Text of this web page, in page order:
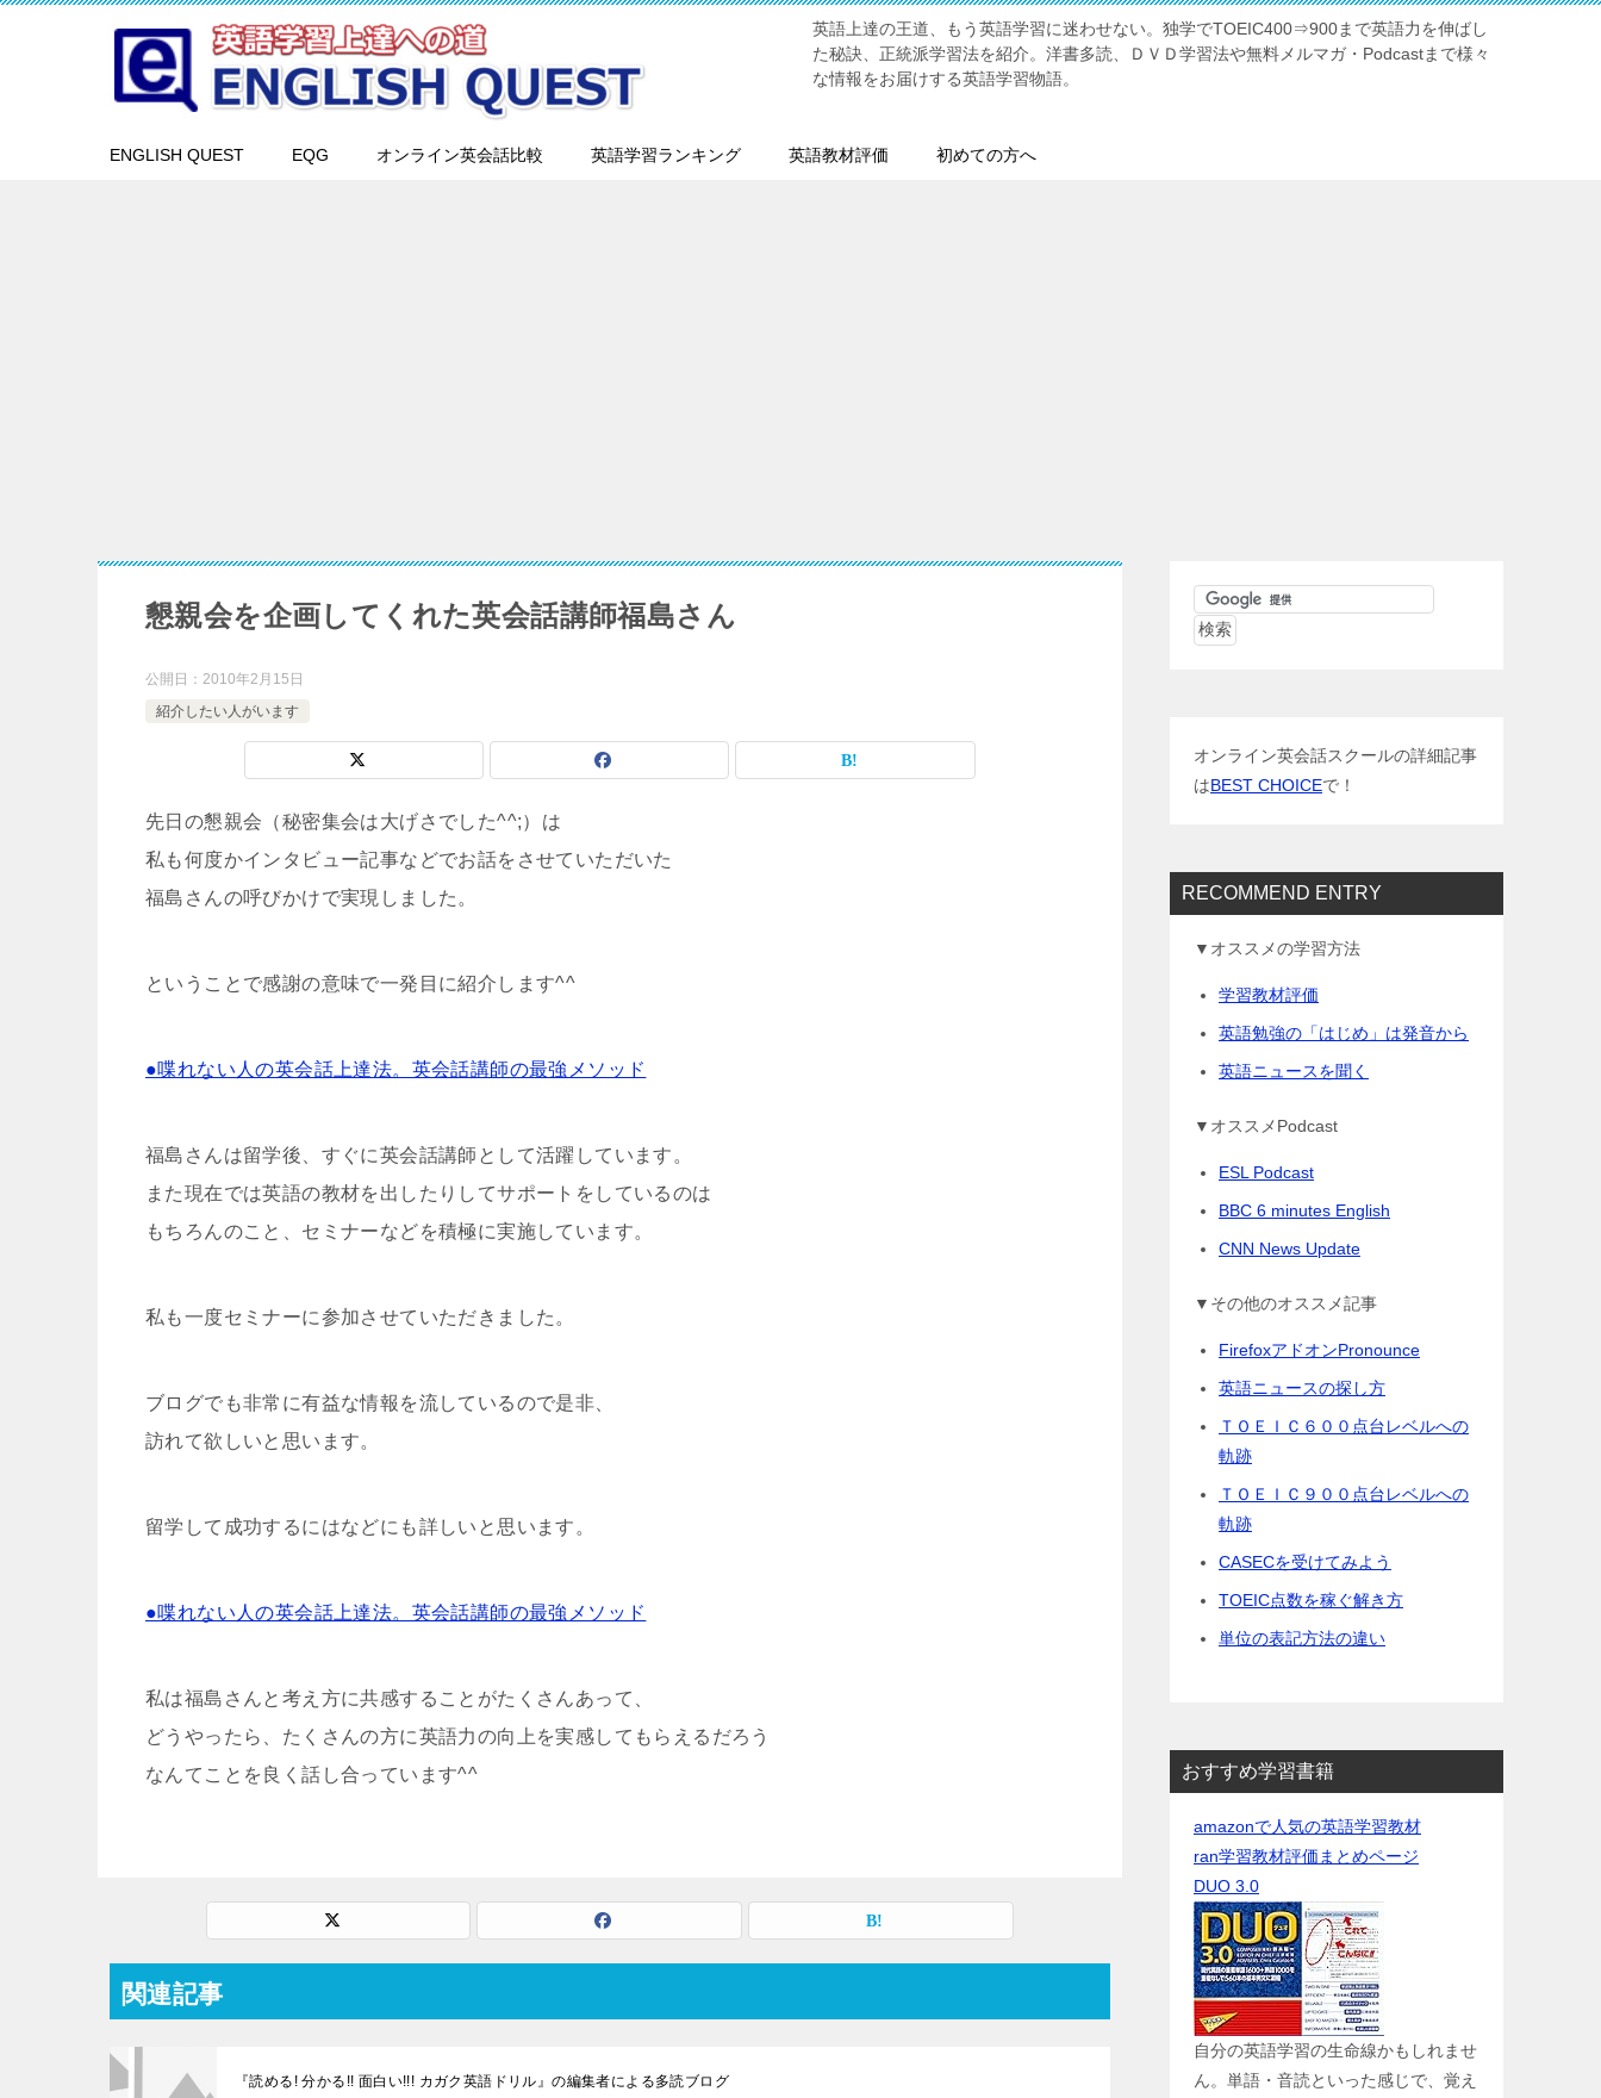
英語上達の王道、もう英語学習に迷わせない。独学でTOEIC400⇒900まで英語力を伸ばし
た秘訣、正統派学習法を紹介。洋書多読、ＤＶＤ学習法や無料メルマガ・Podcastまで様々
な情報をお届けする英語学習物語。
ENGLISH QUEST EQG オンライン英会話比較 英語学習ランキング 英語教材評価 初めての方へ
懇親会を企画してくれた英会話講師福島さん
公開日： 2010年2月15日
紹介したい人がいます
先日の懇親会（秘密集会は大げさでした^^;）は
私も何度かインタビュー記事などでお話をさせていただいた
福島さんの呼びかけで実現しました。
ということで感謝の意味で一発目に紹介します^^
●喋れない人の英会話上達法。英会話講師の最強メソッド
福島さんは留学後、すぐに英会話講師として活躍しています。
また現在では英語の教材を出したりしてサポートをしているのは
もちろんのこと、セミナーなどを積極に実施しています。
私も一度セミナーに参加させていただきました。
ブログでも非常に有益な情報を流しているので是非、
訪れて欲しいと思います。
留学して成功するにはなどにも詳しいと思います。
●喋れない人の英会話上達法。英会話講師の最強メソッド
私は福島さんと考え方に共感することがたくさんあって、
どうやったら、たくさんの方に英語力の向上を実感してもらえるだろう
なんてことを良く話し合っています^^
関連記事
『読める! 分かる!! 面白い!!! カガク英語ドリル』の編集者による多読ブログ
オンライン英会話スクールの詳細記事
はBEST CHOICEで！
RECOMMEND ENTRY
▼オススメの学習方法
学習教材評価
英語勉強の「はじめ」は発音から
英語ニュースを聞く
▼オススメPodcast
ESL Podcast
BBC 6 minutes English
CNN News Update
▼その他のオススメ記事
FirefoxアドオンPronounce
英語ニュースの探し方
ＴＯＥＩＣ６００点台レベルへの
軌跡
ＴＯＥＩＣ９００点台レベルへの
軌跡
CASECを受けてみよう
TOEIC点数を稼ぐ解き方
単位の表記方法の違い
おすすめ学習書籍
amazonで人気の英語学習教材
ran学習教材評価まとめページ
DUO 3.0
自分の英語学習の生命線かもしれませ
ん。単語・音読といった感じで、覚え